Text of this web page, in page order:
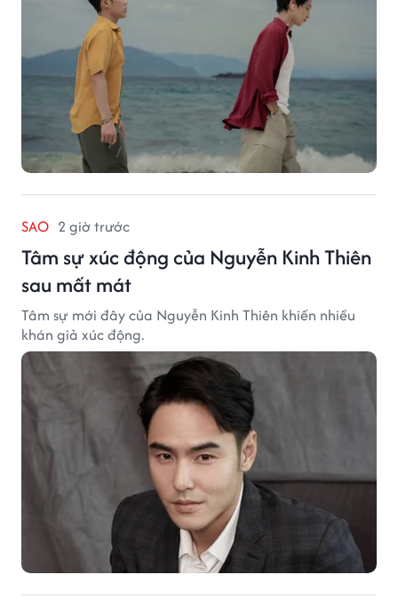
SAO 2 giờ trước
Tâm sự xúc động của Nguyễn Kinh Thiên
sau mất mát
Tâm sự mới đây của Nguyễn Kinh Thiên khiến nhiều
khán giả xúc động.